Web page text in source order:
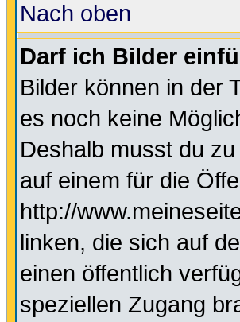
Nach oben
Darf ich Bilder
Bilder können in der
es noch keine
Deshalb musst du
auf einem für die
http://
linken, die sich auf
einen öffentlich
speziellen Zugang